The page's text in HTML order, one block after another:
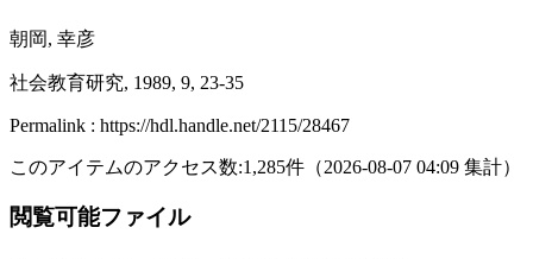
朝岡, 幸彦
社会教育研究, 1989, 9, 23-35
Permalink : https://hdl.handle.net/2115/28467
このアイテムのアクセス数:1,285件 （2026-08-07 04:09 集計）
閲覧可能ファイル